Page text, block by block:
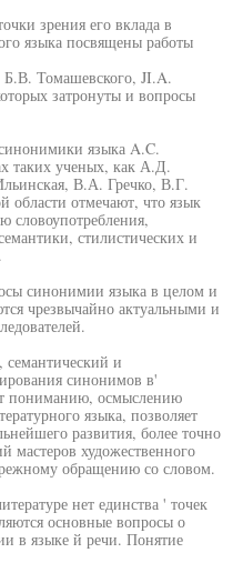
зрения его вклада в
языка посвящены работы
Томашевского, JI.A.
затронуты и вопросы
языка A.C.
таких ученых, как А.Д.
В.А. Гречко, В.Г.
области отмечают, что язык
словоупотребления,
стилистических и
синонимии языка в целом и
чрезвычайно актуальными и
и
синонимов в'
пониманию, осмыслению
языка, позволяет
развития, более точно
мастеров художественного
обращению со словом.
нет единства ' точек
основные вопросы о
в языке й речи. Понятие